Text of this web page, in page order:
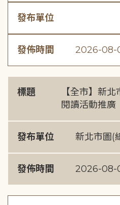
發布單位
發佈時間 2026-08-
標題
【全市】新
閱讀活動推廣
發布單位 新北市圖(
發佈時間 2026-08-